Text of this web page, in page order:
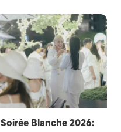
Soirée Blanche 2026: